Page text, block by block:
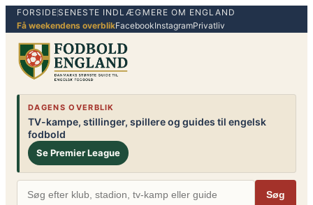
Spring
indhold
FORSIDESENESTE INDLÆGMERE OM ENGLAND
Få weekendens overblikFacebookInstagramPrivatliv
DAGENS OVERBLIK
TV-kampe, stillinger, spillere og guides til engelsk
fodbold
Se Premier League
Søg